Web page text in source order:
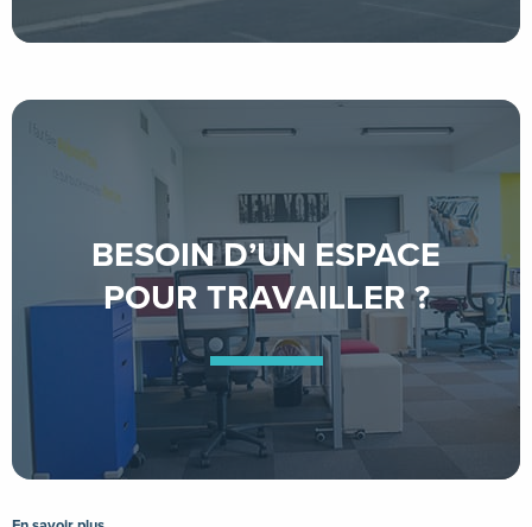
BESOIN D’UN ESPACE
POUR TRAVAILLER ?